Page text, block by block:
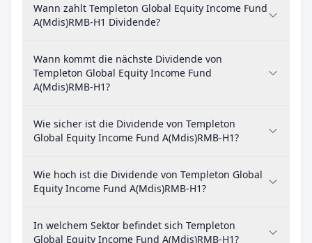
Wann zahlt Templeton Global Equity Income Fund
A(Mdis)RMB-H1 Dividende?
Wann kommt die nächste Dividende von
Templeton Global Equity Income Fund
A(Mdis)RMB-H1?
Wie sicher ist die Dividende von Templeton
Global Equity Income Fund A(Mdis)RMB-H1?
Wie hoch ist die Dividende von Templeton Global
Equity Income Fund A(Mdis)RMB-H1?
In welchem Sektor befindet sich Templeton
Global Equity Income Fund A(Mdis)RMB-H1?